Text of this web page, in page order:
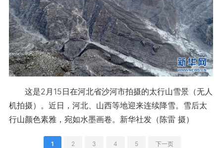
这是2月15日在河北省沙河市拍摄的太行山雪景（无人
机拍摄）。近日，河北、山西等地迎来连续降雪。雪后太
行山颜色素雅，宛如水墨画卷。新华社发（陈雷 摄）
1 2 3 4 5 下一页